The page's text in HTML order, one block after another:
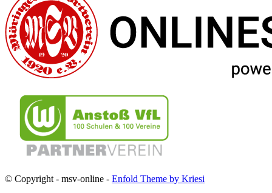
© Copyright - msv-online - Enfold Theme by Kriesi